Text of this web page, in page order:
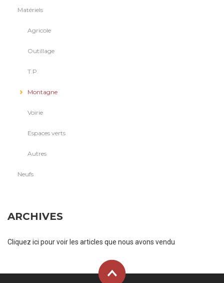
Matériels
Agricole
Outillage
T.P.
Montagne
Voirie
Espaces verts
Autres
Neufs
ARCHIVES
Cliquez ici pour voir les articles que nous avons vendu